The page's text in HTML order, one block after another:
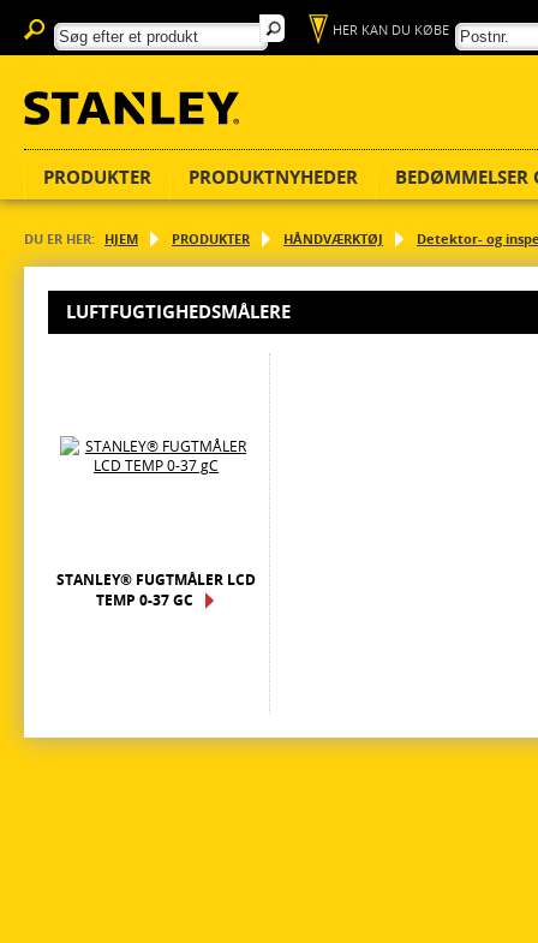
HER KAN DU KØBE
PRODUKTER PRODUKTNYHEDER BEDØMMELSER
DU ER HER: HJEM PRODUKTER HÅNDVÆRKTØJ Detektor- og
LUFTFUGTIGHEDSMÅLERE
STANLEY® FUGTMÅLER LCD
TEMP 0-37 GC